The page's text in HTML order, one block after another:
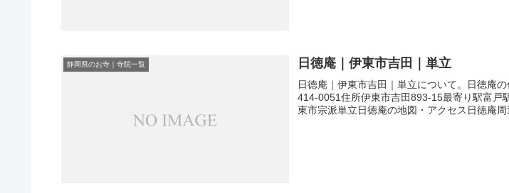
静岡県のお寺｜寺院一覧 日徳庵｜伊東市吉田｜単立
日徳庵｜伊東市吉田｜単立について。日徳庵
414-0051住所伊東市吉田893-15最寄り駅富戸
東市宗派単立日徳庵の地図・アクセス日徳庵周